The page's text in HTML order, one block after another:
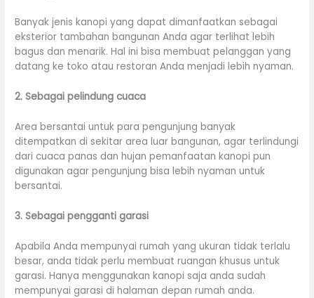
Banyak jenis kanopi yang dapat dimanfaatkan sebagai
eksterior tambahan bangunan Anda agar terlihat lebih
bagus dan menarik. Hal ini bisa membuat pelanggan yang
datang ke toko atau restoran Anda menjadi lebih nyaman.
2. Sebagai pelindung cuaca
Area bersantai untuk para pengunjung banyak
ditempatkan di sekitar area luar bangunan, agar terlindungi
dari cuaca panas dan hujan pemanfaatan kanopi pun
digunakan agar pengunjung bisa lebih nyaman untuk
bersantai.
3. Sebagai pengganti garasi
Apabila Anda mempunyai rumah yang ukuran tidak terlalu
besar, anda tidak perlu membuat ruangan khusus untuk
garasi. Hanya menggunakan kanopi saja anda sudah
mempunyai garasi di halaman depan rumah anda.